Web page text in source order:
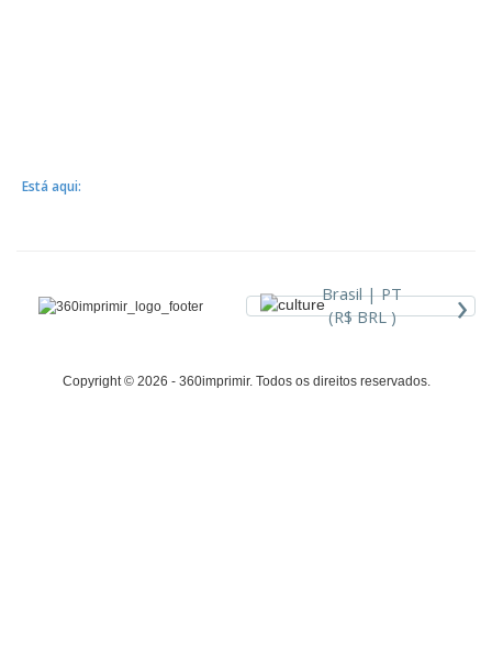
Está aqui:
Brasil |PT
(R$ BRL )
›
Copyright © 2026 - 360imprimir. Todos os direitos reservados.